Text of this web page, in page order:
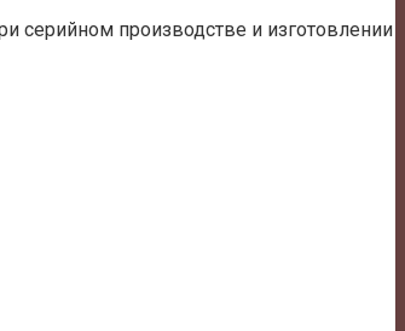
серийном производстве и изготовлении